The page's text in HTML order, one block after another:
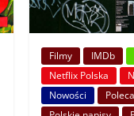
Filmy IMDb
Netflix Polska
Nowości